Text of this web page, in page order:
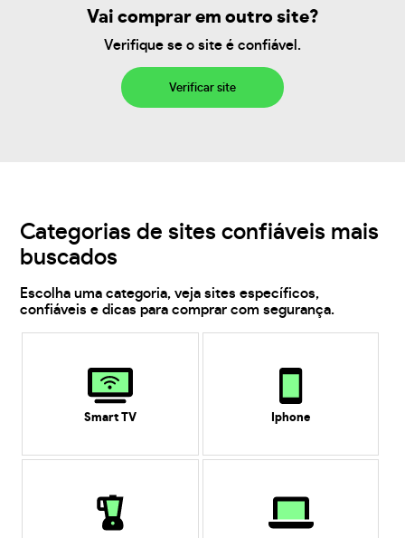
Vai comprar em outro site?
Verifique se o site é confiável.
Verificar site
Categorias de sites confiáveis mais
buscados
Escolha uma categoria, veja sites específicos,
confiáveis e dicas para comprar com segurança.
Smart TV Iphone